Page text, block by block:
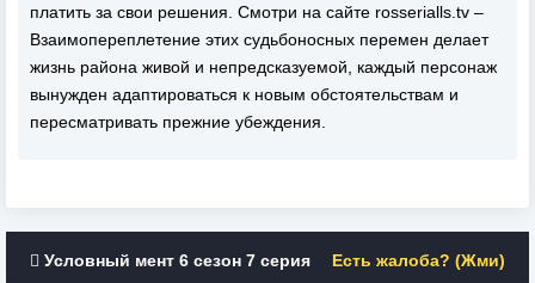
платить за свои решения. Смотри на сайте rosserialls.tv –
Взаимопереплетение этих судьбоносных перемен делает
жизнь района живой и непредсказуемой, каждый персонаж
вынужден адаптироваться к новым обстоятельствам и
пересматривать прежние убеждения.
Условный мент 6 сезон 7 серия Есть жалоба? (Жми)